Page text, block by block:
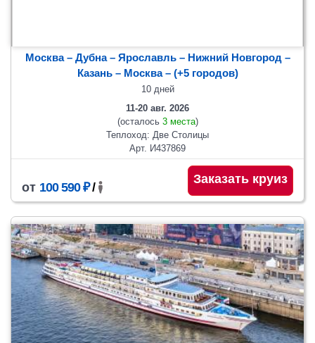
Москва – Дубна – Ярославль – Нижний Новгород –
Казань – Москва– (+5 городов)
10 дней
11-20 авг. 2026
(осталось 3 места)
Теплоход: Две Столицы
Арт. И437869
от 100 590 ₽/
Заказать круиз